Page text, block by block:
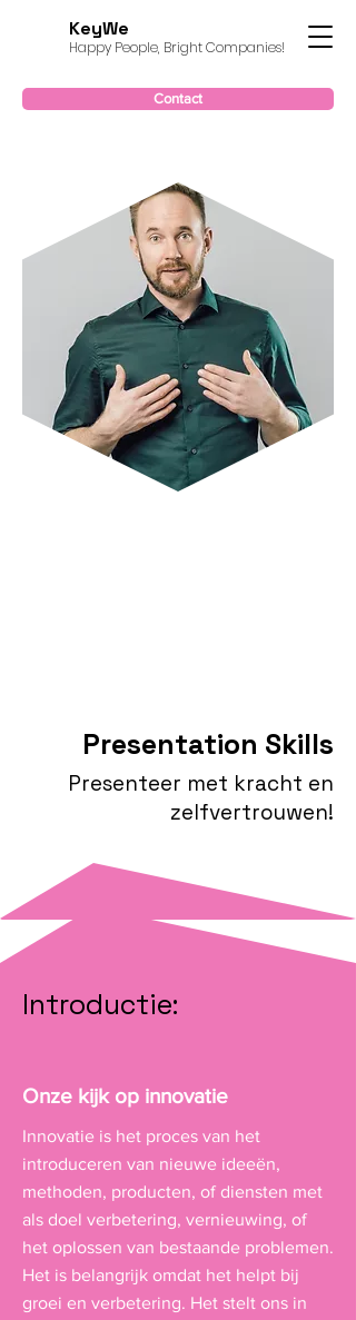
KeyWe
Happy People, Bright Companies!
Contact
Presentation Skills
Presenteer met kracht en
zelfvertrouwen!
Introductie:
Onze kijk op innovatie
Innovatie is het proces van het
introduceren van nieuwe ideeën,
methoden, producten, of diensten met
als doel verbetering, vernieuwing, of
het oplossen van bestaande problemen.
Het is belangrijk omdat het helpt bij
groei en verbetering. Het stelt ons in